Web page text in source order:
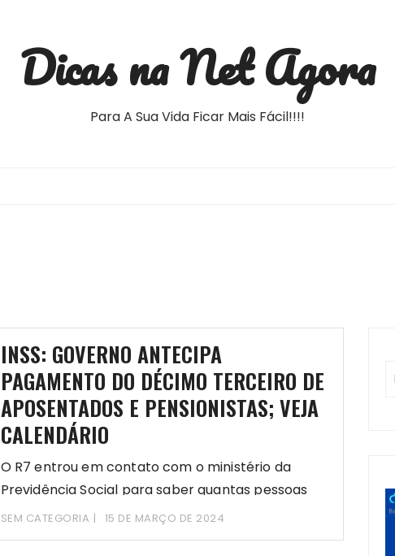
Dicas na Net Agora
Para A Sua Vida Ficar Mais Fácil!!!!
INSS: GOVERNO ANTECIPA
PAGAMENTO DO DÉCIMO TERCEIRO DE
APOSENTADOS E PENSIONISTAS; VEJA
CALENDÁRIO
O R7 entrou em contato com o ministério da
Previdência Social para saber quantas pessoas
SEM CATEGORIA 15 DE MARÇO DE 2024